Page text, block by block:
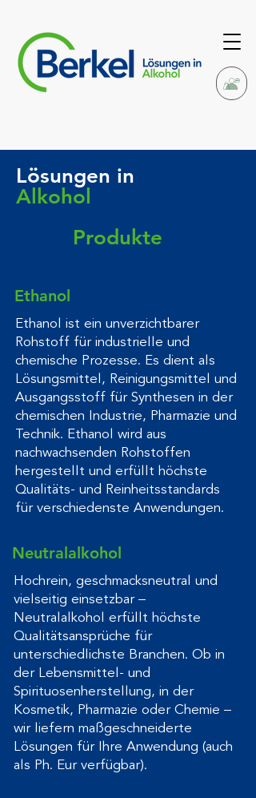
Lösungen in
Alkohol
Produkte
Ethanol
Ethanol ist ein unverzichtbarer
Rohstoff für industrielle und
chemische Prozesse. Es dient als
Lösungsmittel, Reinigungsmittel und
Ausgangsstoff für Synthesen in der
chemischen Industrie, Pharmazie und
Technik. Ethanol wird aus
nachwachsenden Rohstoffen
hergestellt und erfüllt höchste
Qualitäts- und Reinheitsstandards
für verschiedenste Anwendungen.
Neutralalkohol
Hochrein, geschmacksneutral und
vielseitig einsetzbar –
Neutralalkohol erfüllt höchste
Qualitätsansprüche für
unterschiedlichste Branchen. Ob in
der Lebensmittel- und
Spirituosenherstellung, in der
Kosmetik, Pharmazie oder Chemie –
wir liefern maßgeschneiderte
Lösungen für Ihre Anwendung (auch
als Ph. Eur verfügbar).